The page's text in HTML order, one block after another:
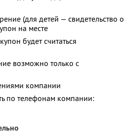
(для детей — свидетельство о
на месте
будет считаться
возможно только с
компании
по телефонам компании: